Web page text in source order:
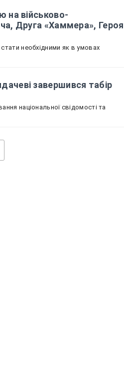
на військово-
Друга «Хаммера», Героя
необхідними як в умовах
завершився табір
національної свідомості та